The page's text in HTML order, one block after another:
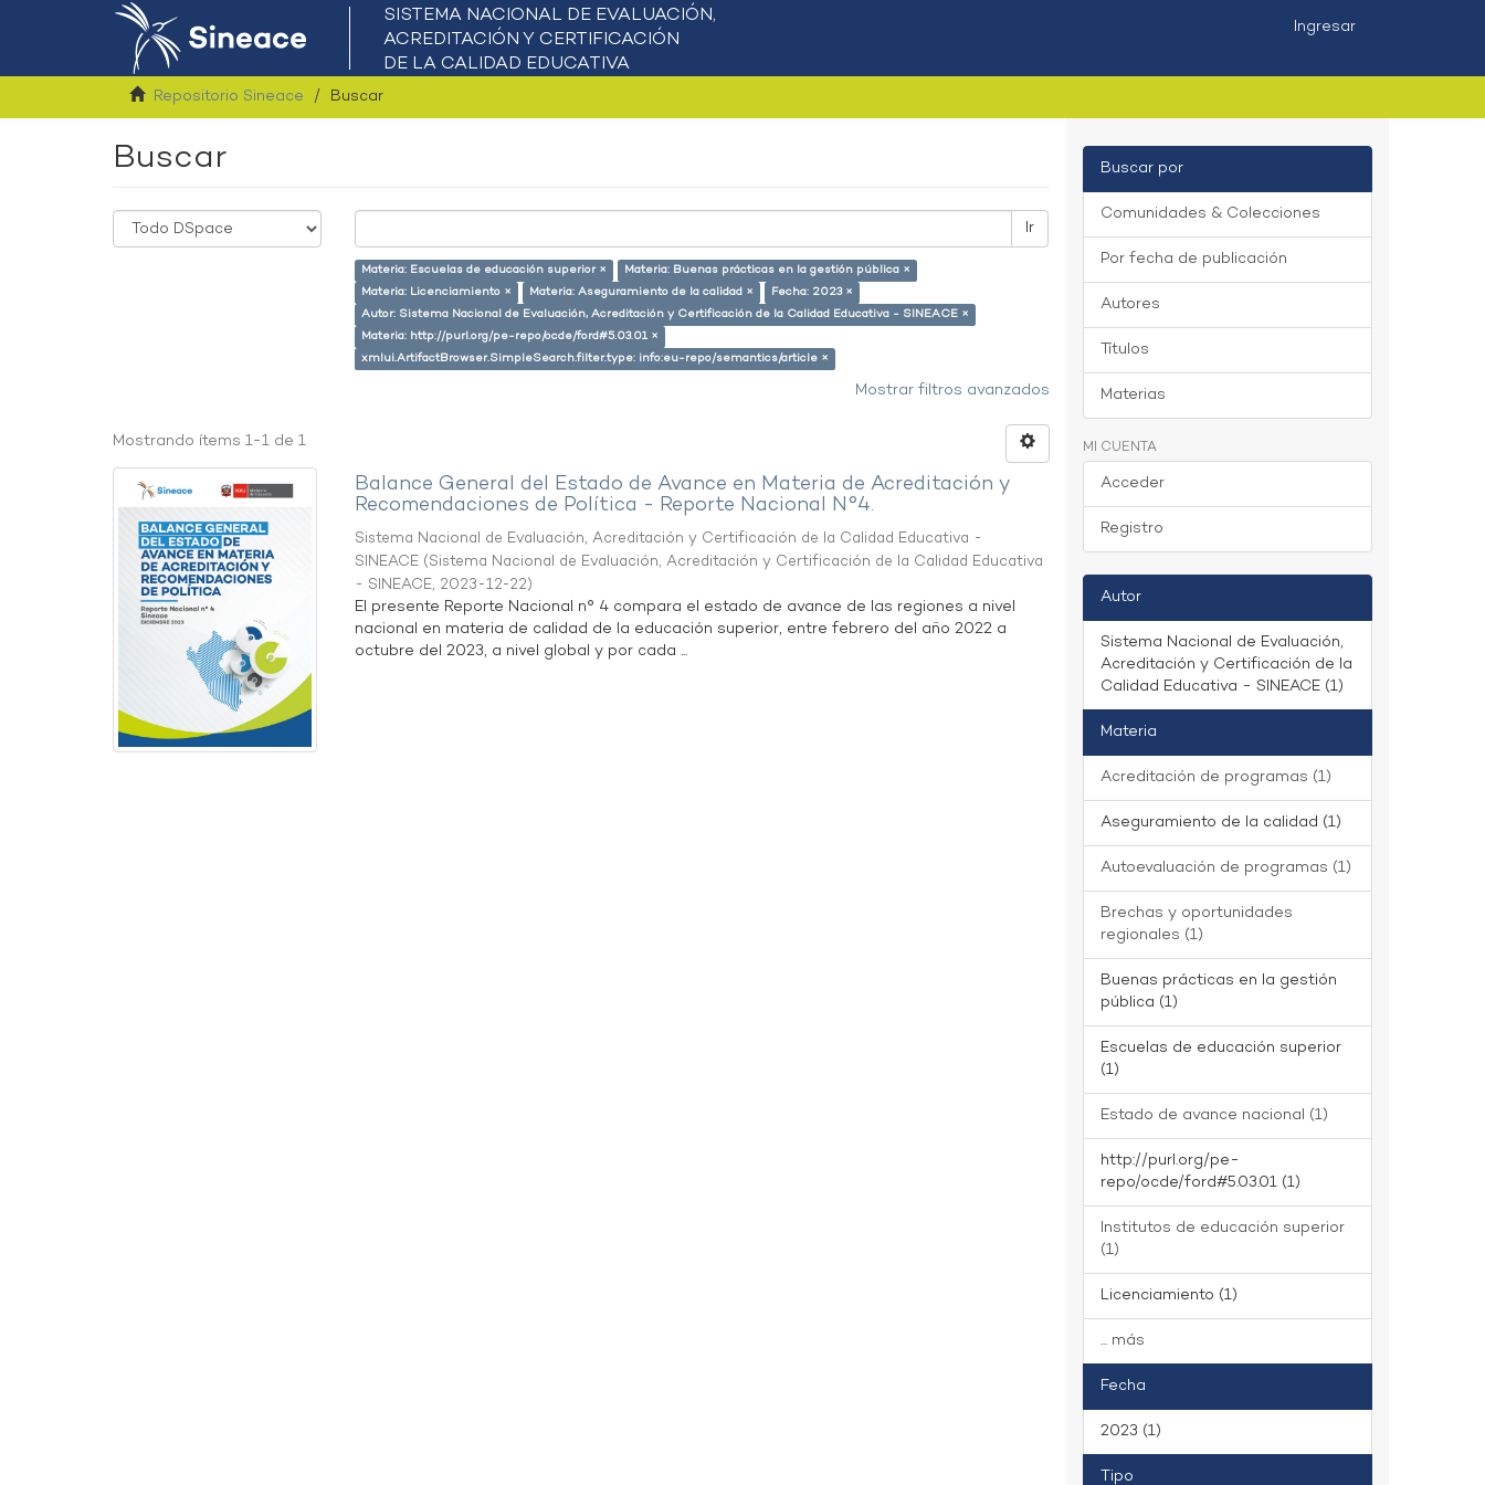
Ingresar
Repositorio Sineace Buscar
Buscar
Ir
Materia: Escuelas de educación superior ×
Materia: Buenas prácticas en la gestión pública ×
Materia: Licenciamiento ×
Materia: Aseguramiento de la calidad ×
Fecha: 2023 ×
Autor: Sistema Nacional de Evaluación, Acreditación y Certificación de la Calidad Educativa - SINEACE ×
Materia: http://purl.org/pe-repo/ocde/ford#5.03.01 ×
xmlui.ArtifactBrowser.SimpleSearch.filter.type: info:eu-repo/semantics/article ×
Mostrar filtros avanzados
Mostrando ítems 1-1 de 1
Balance General del Estado de Avance en Materia de Acreditación y
Recomendaciones de Política - Reporte Nacional N°4.
Sistema Nacional de Evaluación, Acreditación y Certificación de la Calidad Educativa -
SINEACE (Sistema Nacional de Evaluación, Acreditación y Certificación de la Calidad Educativa
- SINEACE, 2023-12-22)
El presente Reporte Nacional n° 4 compara el estado de avance de las regiones a nivel
nacional en materia de calidad de la educación superior, entre febrero del año 2022 a
octubre del 2023, a nivel global y por cada ...
Buscar por
Comunidades & Colecciones
Por fecha de publicación
Autores
Títulos
Materias
MI CUENTA
Acceder
Registro
Autor
Sistema Nacional de Evaluación,
Acreditación y Certificación de la
Calidad Educativa - SINEACE (1)
Materia
Acreditación de programas (1)
Aseguramiento de la calidad (1)
Autoevaluación de programas (1)
Brechas y oportunidades
regionales (1)
Buenas prácticas en la gestión
pública (1)
Escuelas de educación superior
(1)
Estado de avance nacional (1)
http://purl.org/pe-
repo/ocde/ford#5.03.01 (1)
Institutos de educación superior
(1)
Licenciamiento (1)
... más
Fecha
2023 (1)
Tipo